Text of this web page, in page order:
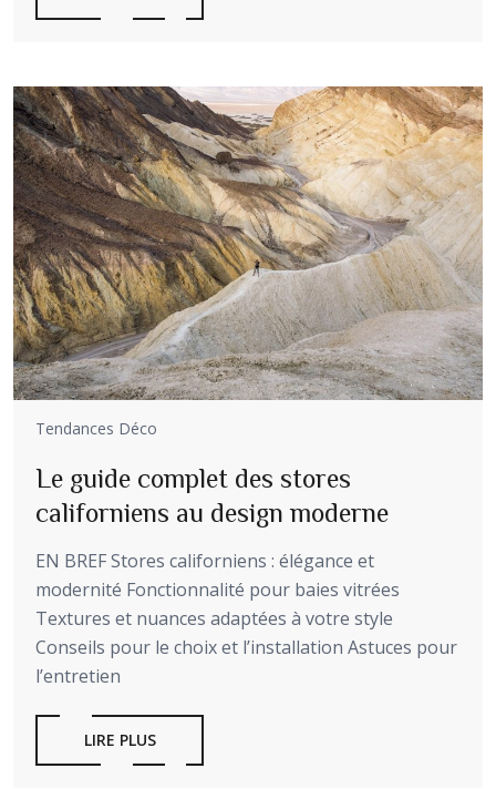
Tendances Déco
Le guide complet des stores
californiens au design moderne
EN BREF Stores californiens : élégance et
modernité Fonctionnalité pour baies vitrées
Textures et nuances adaptées à votre style
Conseils pour le choix et l’installation Astuces pour
l’entretien
LIRE PLUS